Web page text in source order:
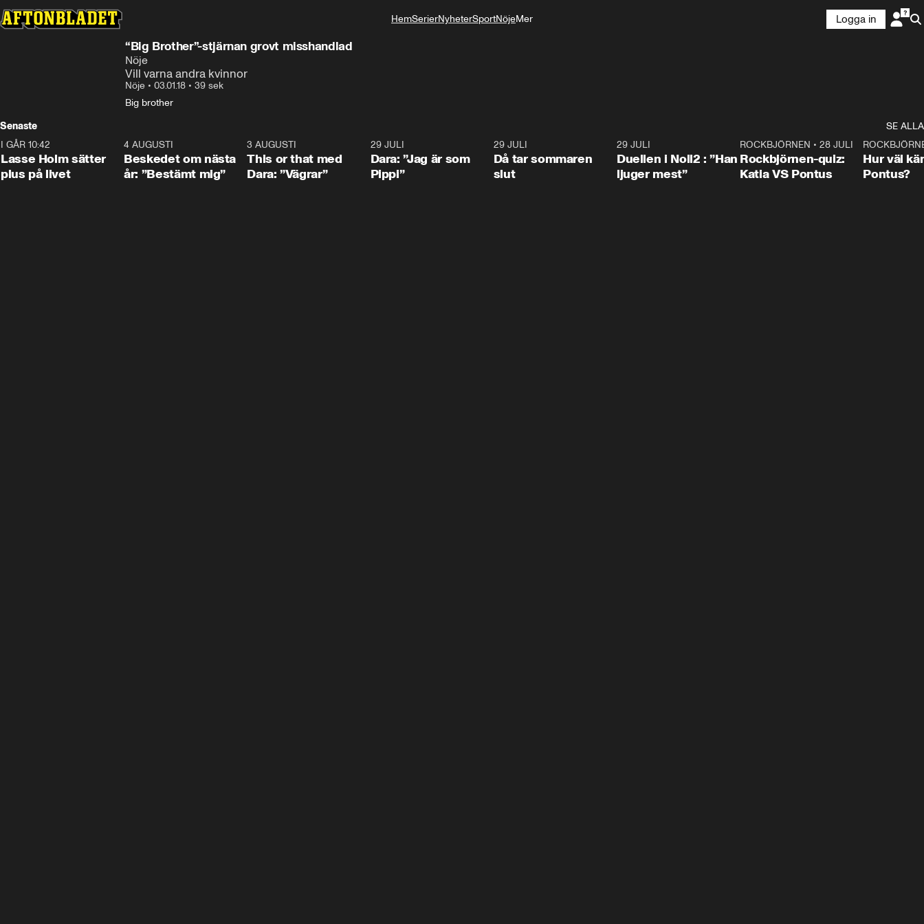
HemSerierNyheterSportNöjeMer
Logga in
“Big Brother”-stjärnan grovt misshandlad
Nöje
Vill varna andra kvinnor
Nöje • 03.01.18 • 39 sek
Big brother
Senaste
SE ALLA
1:04
I GÅR 10:42
Lasse Holm sätter
plus på livet
0:24
4 AUGUSTI
Beskedet om nästa
år: ”Bestämt mig”
3 AUGUSTI
This or that med
Dara: ”Vägrar”
29 JULI
Dara: ”Jag är som
Pippi”
29 JULI
Då tar sommaren
slut
29 JULI
Duellen i Noll2 : ”Han
ljuger mest”
0:15
ROCKBJÖRNEN •28 JULI
Rockbjörnen-quiz:
Katia VS Pontus
Hur väl
Pontus?